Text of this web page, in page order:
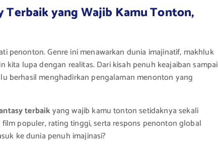
Terbaik yang Wajib Kamu Tonton,
penonton. Genre ini menawarkan dunia imajinatif, makhluk
kita lupa dengan realitas. Dari kisah penuh keajaiban sampai
berhasil menghadirkan pengalaman menonton yang
terbaikyang wajib kamu tonton setidaknya sekali
populer, rating tinggi, serta respons penonton global
ke dunia penuh imajinasi?